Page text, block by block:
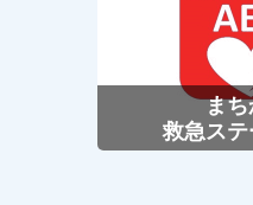
まち
救急ス